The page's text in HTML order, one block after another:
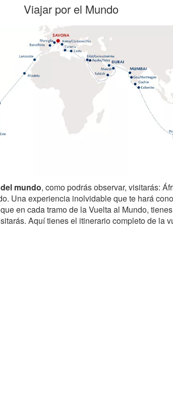
Viajar por el Mundo
mundo, como podrás observar, visitarás:
Una experiencia inolvidable que te hará
en cada tramo de la Vuelta al Mundo,
Aquí tienes el itinerario completo de la